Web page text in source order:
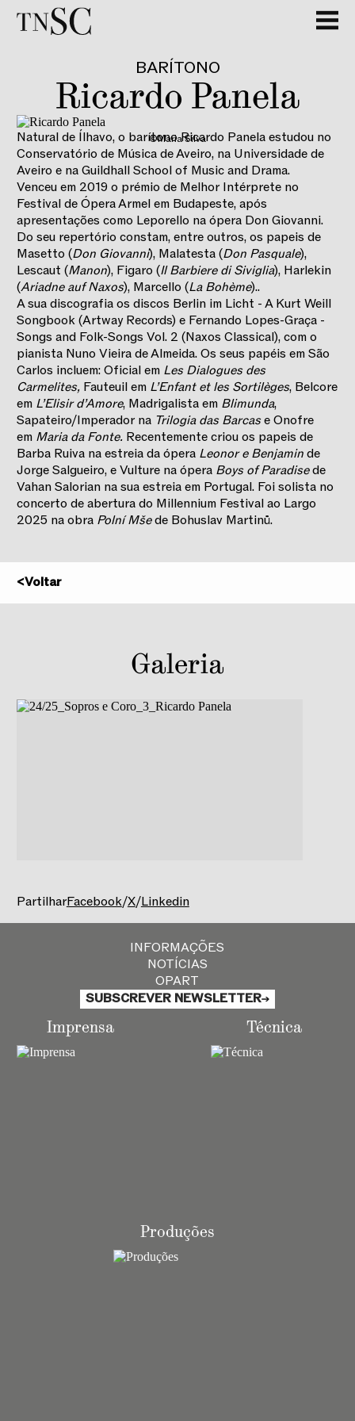
<Voltar
BARÍTONO
Ricardo Panela
©Maria Silva
Natural de Ílhavo, o barítono Ricardo Panela estudou no
Conservatório de Música de Aveiro, na Universidade de
Aveiro e na Guildhall School of Music and Drama.
Venceu em 2019 o prémio de Melhor Intérprete no
Festival de Ópera Armel em Budapeste, após
apresentações como Leporello na ópera Don Giovanni.
Do seu repertório constam, entre outros, os papeis de
Masetto (Don Giovanni), Malatesta (Don Pasquale),
Lescaut (Manon), Figaro (Il Barbiere di Siviglia), Harlekin
(Ariadne auf Naxos), Marcello (La Bohème)..
A sua discografia os discos Berlin im Licht - A Kurt Weill
Songbook (Artway Records) e Fernando Lopes-Graça -
Songs and Folk-Songs Vol. 2 (Naxos Classical), com o
pianista Nuno Vieira de Almeida. Os seus papéis em São
Carlos incluem: Oficial em Les Dialogues des
Carmelites,Fauteuil em L’Enfant et les Sortilèges, Belcore
em L’Elisir d’Amore, Madrigalista em Blimunda,
Sapateiro/Imperador na Trilogia das Barcase Onofre
em Maria da Fonte. Recentemente criou os papeis de
Barba Ruiva na estreia da ópera Leonor e Benjaminde
Jorge Salgueiro, e Vulture na ópera Boys of Paradisede
Vahan Salorian na sua estreia em Portugal. Foi solista no
concerto de abertura do Millennium Festival ao Largo
2025 na obra Polní Mšede Bohuslav Martinů.
Galeria
GALERIA
PartilharFacebook/X/Linkedin
INFORMAÇÕES
NOTÍCIAS
OPART
SUBSCREVER NEWSLETTER
Imprensa Técnica
Produções